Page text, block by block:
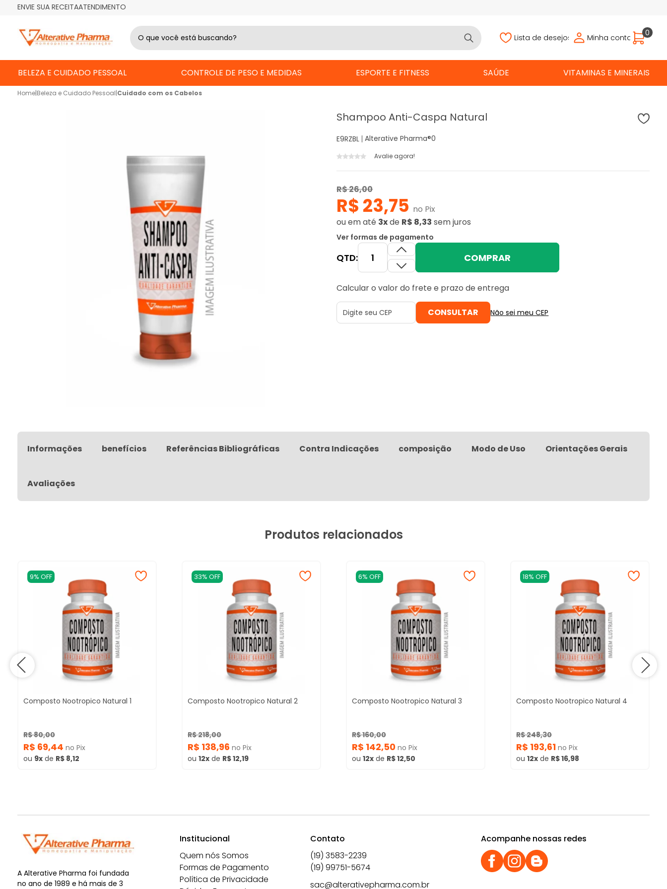
ENVIE SUA RECEITAATENDIMENTO
Lista de desejos Minha conta 0
BELEZA E CUIDADO PESSOAL CONTROLE DE PESO E MEDIDAS ESPORTE E FITNESS SAÚDE VITAMINAS E MINERAIS
Home|Beleza e Cuidado Pessoal|Cuidado com os Cabelos
Shampoo Anti-Caspa Natural
E9RZBL Alterative Pharma®0
Avalie agora!
R$ 26,00
R$ 23,75 no Pix
ouem até 3xde R$ 8,33 sem juros
Ver formas de pagamento
QTD: COMPRAR
Calcular o valor do frete e prazo de entrega
Não sei meu CEP
Informações benefícios Referências Bibliográficas Contra Indicações composição Modo de Uso Orientações Gerais
Avaliações
Produtos relacionados
9% OFF
Composto Nootropico Natural 1
R$ 80,00
R$ 69,44 no Pix
ou 9x de R$ 8,12
33% OFF
Composto Nootropico Natural 2
R$ 218,00
R$ 138,96 no Pix
ou 12x de R$ 12,19
6% OFF
Composto Nootropico Natural 3
R$ 160,00
R$ 142,50 no Pix
ou 12x de R$ 12,50
18% OFF
Composto Nootropico Natural 4
R$ 248,30
R$ 193,61 no Pix
ou 12x de R$ 16,98
A Alterative Pharma foi fundada
no ano de 1989 e há mais de 3
Institucional
Quem nós Somos
Formas de Pagamento
Política de Privacidade
Contato
(19) 3583-2239
(19) 99751-5674
sac@alterativepharma.com.br
Acompanhe nossas redes